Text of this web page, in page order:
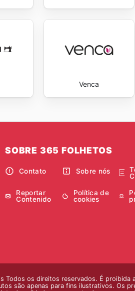
Venca
SOBRE 365 FOLHETOS
Contato Sobre nós
Reportar
Contenido
Política de
cookies
os direitos reservados. É
são apenas para fins ilustrativos. Os